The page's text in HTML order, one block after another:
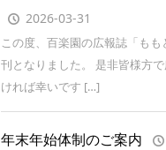
2026-03-31
この度、百楽園の広報誌「も
刊となりました。 是非皆様方
ければ幸いです […]
年末年始体制のご案内